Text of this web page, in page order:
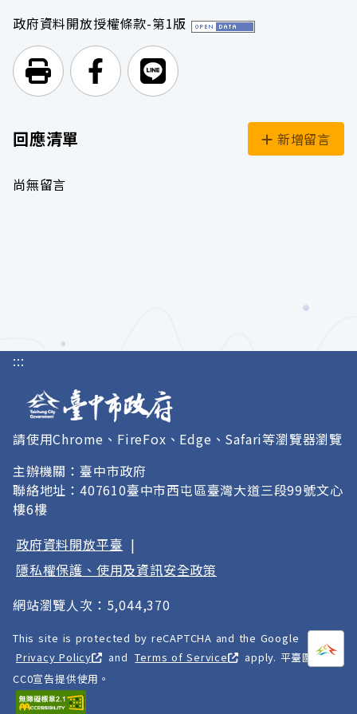
政府資料開放授權條款-第1版
列印頁面前往Facebook
前往Line
回應清單 新增留言
尚無留言
打開
:::
請使用Chrome、FireFox、Edge、Safari等瀏覽器瀏覽
主辦機關：臺中市政府
聯絡地址：407610臺中市西屯區臺灣大道三段99號文心
樓6樓
政府資料開放平臺 |
隱私權保護、使用及資訊安全政策
網站瀏覽人次：5,044,370
This site is protected by reCAPTCHA and the Google
Privacy Policy
and Terms of Service
apply. 平臺圖像以
CC0宣告提供使用。